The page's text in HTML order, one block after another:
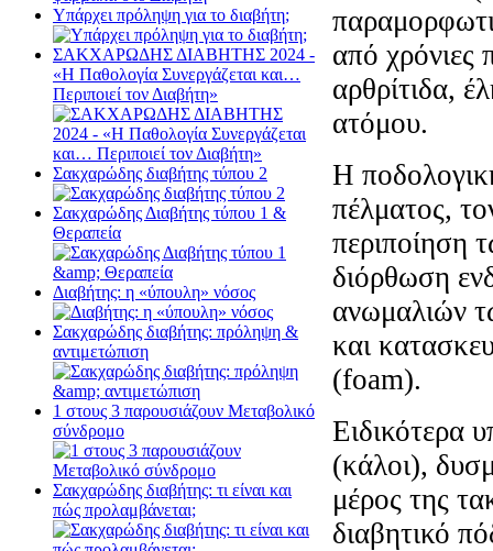
από χρόνιες
αρθρίτιδα,
ατόμου.
Η
πέλματος,
περιποίηση
διόρθωση
ανωμαλιών
και
(foam).
Ειδικότερα
(κάλοι),
μέρος της
διαβητικό
Υπάρχει πρόληψη για το διαβήτη;
ΣΑΚΧΑΡΩΔΗΣ ΔΙΑΒΗΤΗΣ 2024 -
«Η Παθολογία Συνεργάζεται και…
Περιποιεί τον Διαβήτη»
Σακχαρώδης διαβήτης τύπου 2
Σακχαρώδης Διαβήτης τύπου 1 &
Θεραπεία
Διαβήτης: η «ύπουλη» νόσος
Σακχαρώδης διαβήτης: πρόληψη &
αντιμετώπιση
1 στους 3 παρουσιάζουν Μεταβολικό
σύνδρομο
Σακχαρώδης διαβήτης: τι είναι και
πώς προλαμβάνεται;